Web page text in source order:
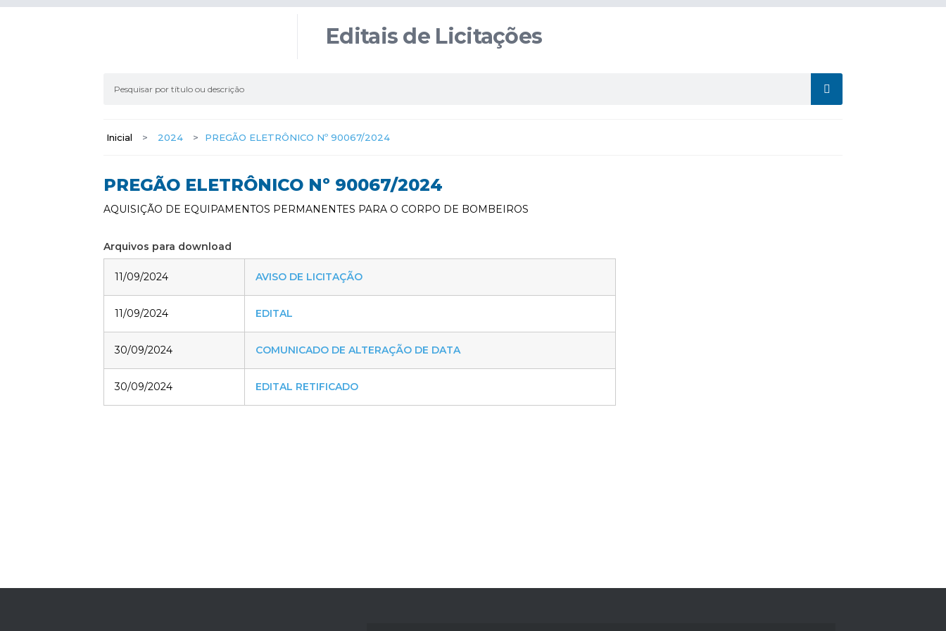
Editais de Licitações
Inicial > 2024 > PREGÃO ELETRÔNICO Nº 90067/2024
PREGÃO ELETRÔNICO Nº 90067/2024
AQUISIÇÃO DE EQUIPAMENTOS PERMANENTES PARA O CORPO DE BOMBEIROS
Arquivos para download
11/09/2024 AVISO DE LICITAÇÃO
11/09/2024 EDITAL
30/09/2024 COMUNICADO DE ALTERAÇÃO DE DATA
30/09/2024 EDITAL RETIFICADO